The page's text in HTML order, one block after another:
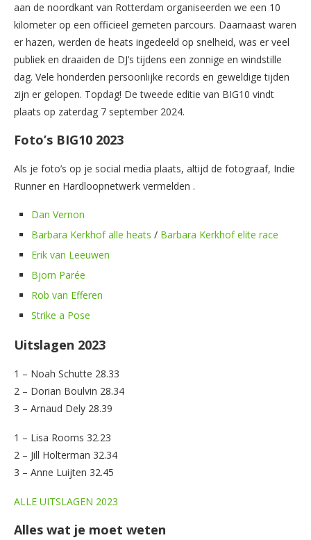
aan de noordkant van Rotterdam organiseerden we een 10
kilometer op een officieel gemeten parcours. Daarnaast waren
er hazen, werden de heats ingedeeld op snelheid, was er veel
publiek en draaiden de DJ’s tijdens een zonnige en windstille
dag. Vele honderden persoonlijke records en geweldige tijden
zijn er gelopen. Topdag! De tweede editie van BIG10 vindt
plaats op zaterdag 7 september 2024.
Foto’s BIG10 2023
Als je foto’s op je social media plaats, altijd de fotograaf, Indie
Runner en Hardloopnetwerk vermelden .
Dan Vernon
Barbara Kerkhof alle heats / Barbara Kerkhof elite race
Erik van Leeuwen
Bjorn Parée
Rob van Efferen
Strike a Pose
Uitslagen 2023
1 – Noah Schutte 28.33
2 – Dorian Boulvin 28.34
3 – Arnaud Dely 28.39
1 – Lisa Rooms 32.23
2 – Jill Holterman 32.34
3 – Anne Luijten 32.45
ALLE UITSLAGEN 2023
Alles wat je moet weten